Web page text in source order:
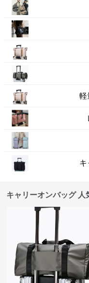
軽
キ
キャリーオンバッグ 人